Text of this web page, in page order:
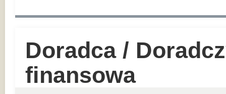
Doradca /
finansowa